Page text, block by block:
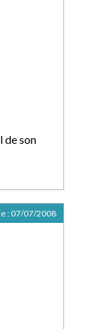
de son
: 07/07/2008